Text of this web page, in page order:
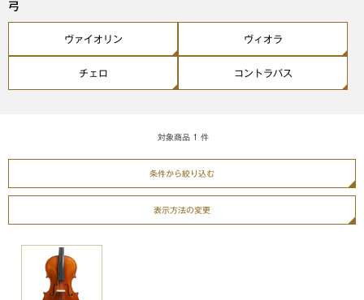
弓
ヴァイオリン ヴィオラ
チェロ コントラバス
対象商品 1 件
条件から絞り込む
表示方法の変更